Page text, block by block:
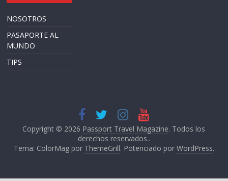
NOSOTROS
PASAPORTE AL
MUNDO
TIPS
Copyright © 2026 Passport Travel Magazine. Todos los
derechos reservados..
Tema: ColorMag por ThemeGrill. Potenciado por WordPress.